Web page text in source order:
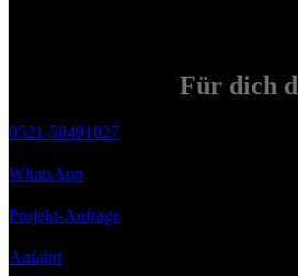
Für dich
0521-58491027
WhatsApp
Projekt-Anfrage
Anfahrt